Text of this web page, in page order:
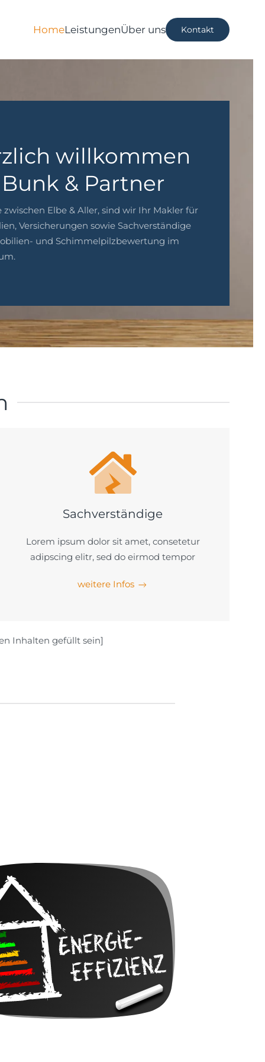
HomeLeistungenÜber uns Kontakt
willkommen
& Partner
zwischen Elbe & Aller, sind wir Ihr Makler für
Versicherungen sowie Sachverständige
und Schimmelpilzbewertung im
Sachverständige
Lorem ipsum dolor sit amet, consetetur
adipscing elitr, sed do eirmod tempor
weitere Infos
Inhalten gefüllt sein]